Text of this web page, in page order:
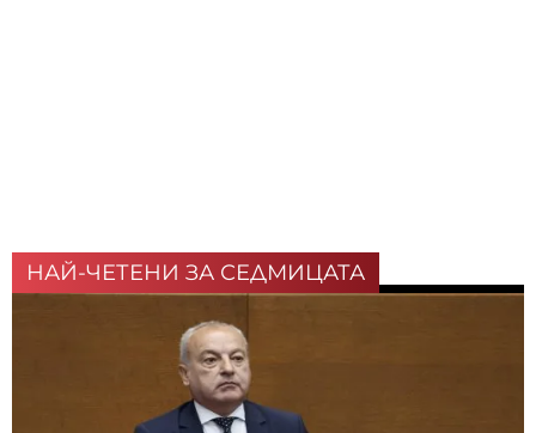
НАЙ-ЧЕТЕНИ ЗА СЕДМИЦАТА